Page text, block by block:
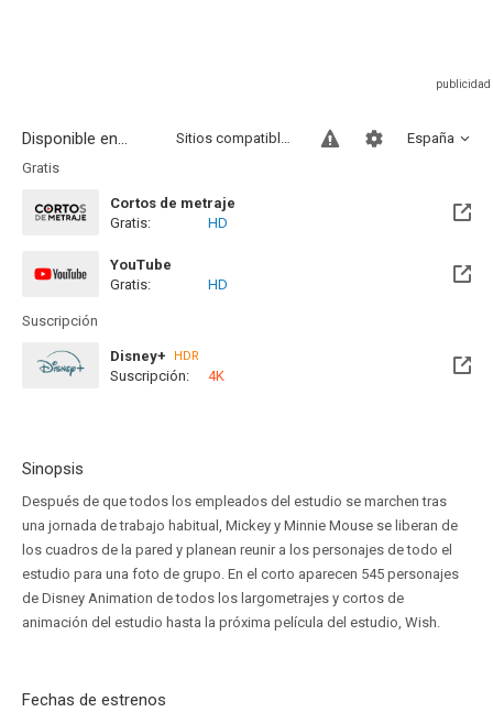
Disponible en... España
Sitios compatibles
Gratis
Cortos de metraje
Gratis:
HD
YouTube
Gratis:
HD
Suscripción
Disney+ HDR
Suscripción: 4K
Sinopsis
Después de que todos los empleados del estudio se marchen tras
una jornada de trabajo habitual, Mickey y Minnie Mouse se liberan de
los cuadros de la pared y planean reunir a los personajes de todo el
estudio para una foto de grupo. En el corto aparecen 545 personajes
de Disney Animation de todos los largometrajes y cortos de
animación del estudio hasta la próxima película del estudio, Wish.
Fechas de estrenos